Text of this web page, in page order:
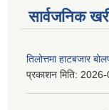
सार्वजनिक
तिलोत्तमा हाटबजार
प्रकाशन मिति: 2026-